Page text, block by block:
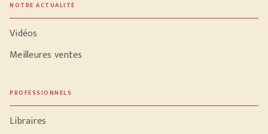
NOTRE ACTUALITÉ
Vidéos
Meilleures ventes
PROFESSIONNELS
Libraires